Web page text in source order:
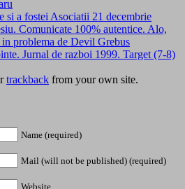
si a fostei Asociatii 21 decembrie
Comunicate 100% autentice. Alo,
problema de Devil Grebus
Jurnal de razboi 1999. Target (7-8)
trackback from your own site.
Name (required)
Mail (will not be published) (required)
Website